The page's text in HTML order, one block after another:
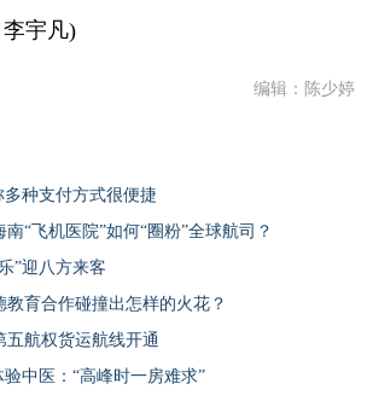
宇凡)
编辑：陈少婷
多种支付方式很便捷
南“飞机医院”如何“圈粉”全球航司？
”迎八方来客
育合作碰撞出怎样的火花？
五航权货运航线开通
中医：“高峰时一房难求”